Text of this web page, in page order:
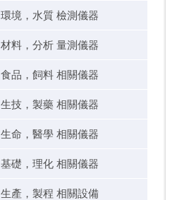
環境，水質 檢測儀器
材料，分析 量測儀器
食品，飼料 相關儀器
生技，製藥 相關儀器
生命，醫學 相關儀器
基礎，理化 相關儀器
生產，製程 相關設備